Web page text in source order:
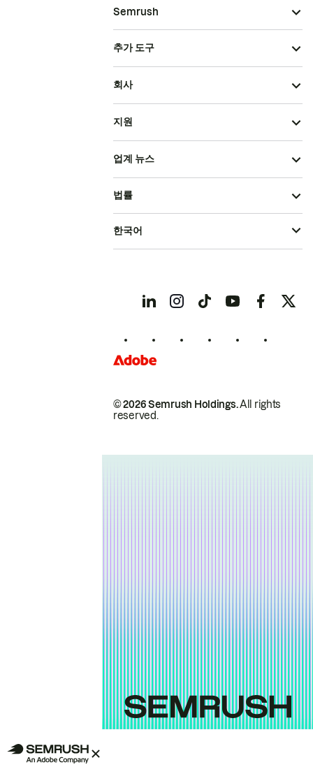
Semrush
추가 도구
회사
지원
업계 뉴스
© 2026 Semrush Holdings.All rights
reserved.
법률
한국어